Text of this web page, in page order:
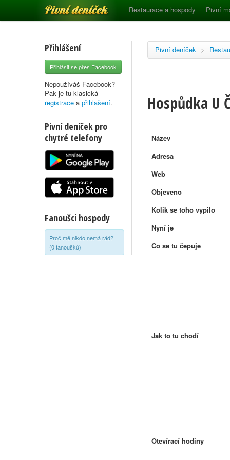
Pivní deníček Restaurace a hospody Pivní
Přihlášení
Přihlásit se přes Facebook
Nepoužíváš Facebook?
Pak je tu klasická
registrace a přihlašení.
Pivní deníček pro
chytré telefony
Fanoušci hospody
Proč mě nikdo nemá rád?
(0 fanoušků)
Pivní deníček >
Hospůdka U
Název
Adresa
Web
Objeveno
Kolik se toho vypilo
Nyní je
Co se tu čepuje
Jak to tu chodí
Otevírací hodiny